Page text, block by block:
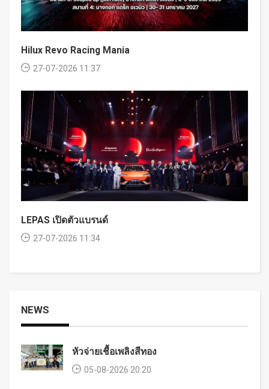
Hilux Revo Racing Mania
27-07-2026 11:37
LEPAS เปิดตัวแบรนด์
27-07-2026 11:34
NEWS
หัวจ่ายเชื้อเพลิงสีทอง
05-08-2026 20:20